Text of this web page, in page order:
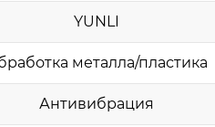
YUNLI
металла/пластика
Антивибрация